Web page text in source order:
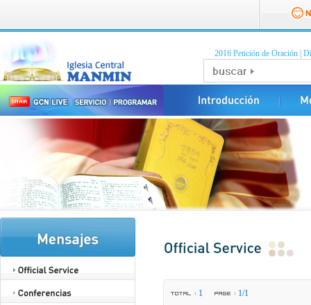
2016 Petición de Oración
1 1/1